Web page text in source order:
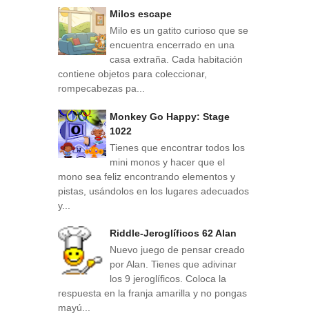
Milos escape
Milo es un gatito curioso que se
encuentra encerrado en una
casa extraña. Cada habitación
contiene objetos para coleccionar,
rompecabezas pa...
Monkey Go Happy: Stage
1022
Tienes que encontrar todos los
mini monos y hacer que el
mono sea feliz encontrando elementos y
pistas, usándolos en los lugares adecuados
y...
Riddle-Jeroglíficos 62 Alan
Nuevo juego de pensar creado
por Alan. Tienes que adivinar
los 9 jeroglíficos. Coloca la
respuesta en la franja amarilla y no pongas
mayú...